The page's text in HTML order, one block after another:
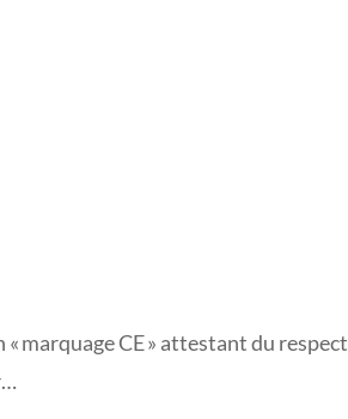
marquage CE » attestant du respect